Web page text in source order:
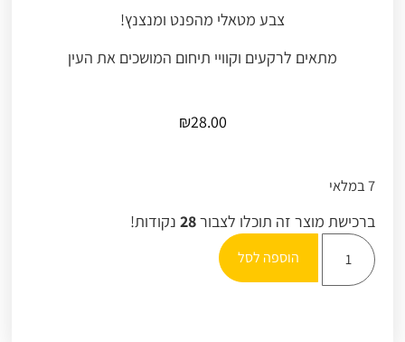
צבע מטאלי מהפנט ומנצנץ!
מתאים לרקעים וקוויי תיחום המושכים את העין
₪28.00
7 במלאי
ברכישת מוצר זה תוכלו לצבור28נקודות!
הוספה לסל